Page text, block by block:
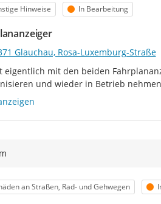
Hinweise Status
In Bearbeitung
Glauchau, Rosa-Luxemburg-Straße
eigentlich mit den beiden
und wieder in Betrieb
an Straßen, Rad- und Gehwegen